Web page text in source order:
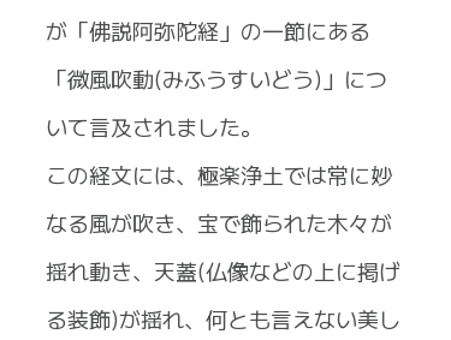
が「佛説阿弥陀経」の一節にある
「微風吹動(みふうすいどう)」につ
いて言及されました。
この経文には、極楽浄土では常に妙
なる風が吹き、宝で飾られた木々が
揺れ動き、天蓋(仏像などの上に掲げ
る装飾)が揺れ、何とも言えない美し